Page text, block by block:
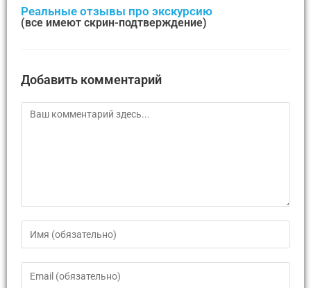
Реальные отзывы про экскурсию
(все имеют скрин-подтверждение)
Добавить комментарий